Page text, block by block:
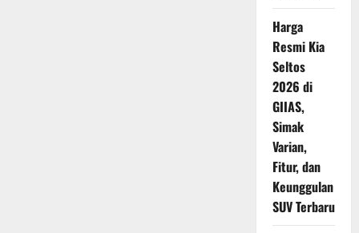
Harga
Resmi Kia
Seltos
2026 di
GIIAS,
Simak
Varian,
Fitur, dan
Keunggulan
SUV Terbaru